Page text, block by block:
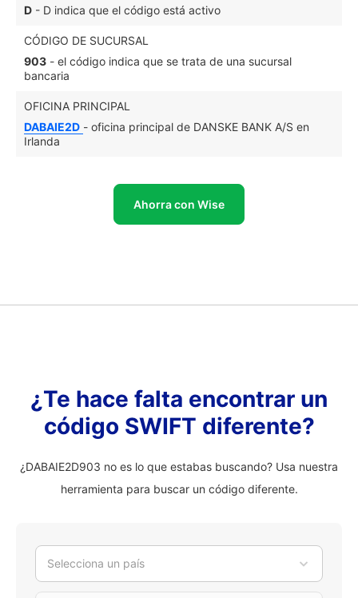
D - D indica que el código está activo
CÓDIGO DE SUCURSAL
903 - el código indica que se trata de una sucursal
bancaria
OFICINA PRINCIPAL
DABAIE2D - oficina principal de DANSKE BANK A/S en
Irlanda
Ahorra con Wise
¿Te hace falta encontrar un
código SWIFT diferente?
¿DABAIE2D903 no es lo que estabas buscando? Usa nuestra
herramienta para buscar un código diferente.
Selecciona un país